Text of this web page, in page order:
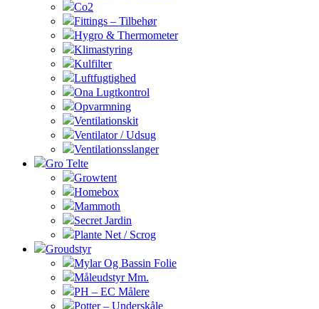
Co2
Fittings – Tilbehør
Hygro & Thermometer
Klimastyring
Kulfilter
Luftfugtighed
Ona Lugtkontrol
Opvarmning
Ventilationskit
Ventilator / Udsug
Ventilationsslanger
Gro Telte
Growtent
Homebox
Mammoth
Secret Jardin
Plante Net / Scrog
Groudstyr
Mylar Og Bassin Folie
Måleudstyr Mm.
PH – EC Målere
Potter – Underskåle